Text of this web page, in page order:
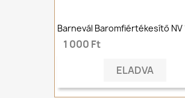
Barnevál Baromfiértékesítő NV
1 000 Ft
ELADVA